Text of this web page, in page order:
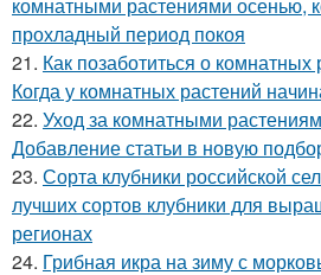
прохладный период покоя
21. Как позаботиться о
Когда у комнатных растений
22. Уход за комнатными
Добавление статьи в новую
23. Сорта клубники российской
лучших сортов клубники для
регионах
24. Грибная икра на зиму с